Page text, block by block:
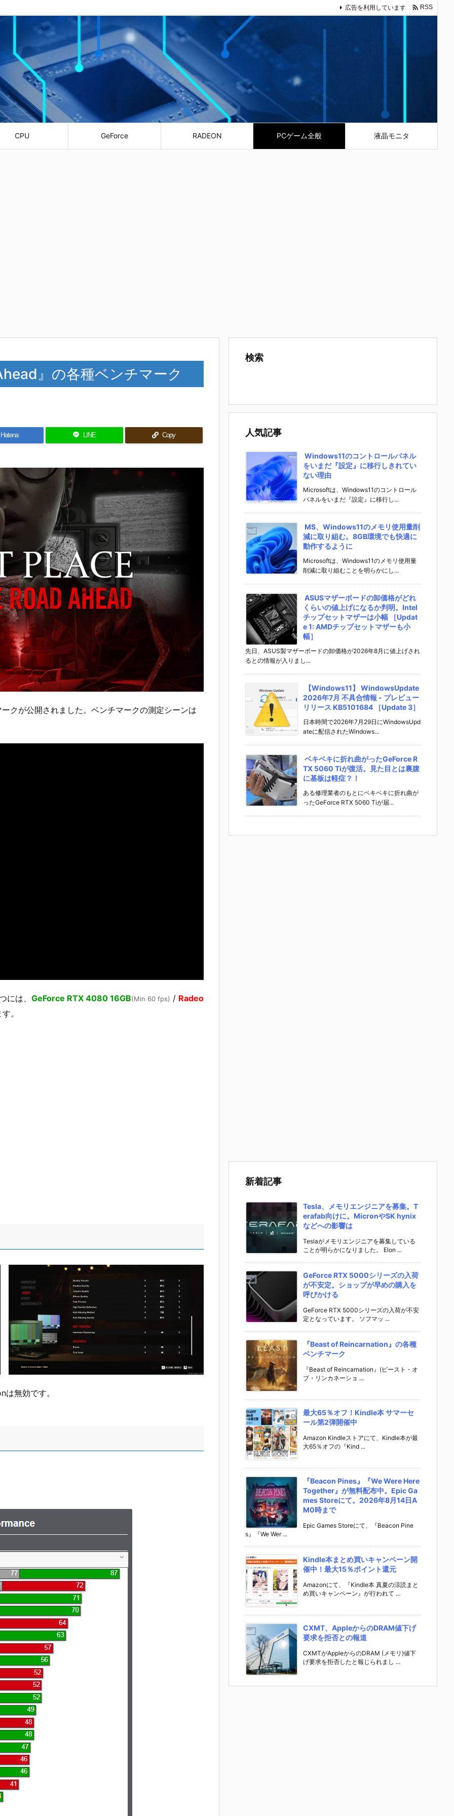
CPU GeForce RADEON PCゲーム全般 液晶モニタ
広告を利用しています  RSS
』の各種ベンチマーク
Hatena LINE Copy
クが公開されました。ベンチマークの測定シーンは
は、 GeForce RTX 4080 16GB(Min 60 fps) / Radeo
。
無効です。
検索
人気記事
Windows11のコントロールパネル
をいまだ『設定』に移行しきれてい
ない理由
Microsoftは、Windows11のコントロール
パネルをいまだ『設定』に移行し...
MS、Windows11のメモリ使用量削
減に取り組む。8GB環境でも快適に
動作するように
Microsoftは、Windows11のメモリ使用量
削減に取り組むことを明らかにし...
ASUSマザーボードの卸価格がどれ
くらいの値上げになるか判明。Intel
チップセットマザーは小幅 ［Updat
e 1: AMDチップセットマザーも小
幅］
先日、ASUS製マザーボードの卸価格が2026年8月に値上げされ
るとの情報が入りまし...
【Windows11】 WindowsUpdate
2026年7月 不具合情報 - プレビュー
リリース KB5101684 ［Update 3］
日本時間で2026年7月29日にWindowsUpd
ateに配信されたWindows...
ベキベキに折れ曲がったGeForce R
TX 5060 Tiが復活。見た目とは裏腹
に基板は軽症？！
ある修理業者のもとにベキベキに折れ曲が
ったGeForce RTX 5060 Tiが届...
新着記事
Tesla、メモリエンジニアを募集。T
erafab向けに。MicronやSK hynix
などへの影響は
Teslaがメモリエンジニアを募集している
ことが明らかになりました。 Elon ...
GeForce RTX 5000シリーズの入荷
が不安定。ショップが早めの購入を
呼びかける
GeForce RTX 5000シリーズの入荷が不安
定となっています。 ソフマッ ...
『Beast of Reincarnation』の各種
ベンチマーク
『Beast of Reincarnation』(ビースト・オ
ブ・リンカネーショ ...
最大65％オフ！Kindle本 サマーセ
ール第2弾開催中
Amazon Kindleストアにて、Kindle本が最
大65％オフの『Kind ...
『Beacon Pines』『We Were Here
Together』が無料配布中。Epic Ga
mes Storeにて。2026年8月14日A
M0時まで
Epic Games Storeにて、『Beacon Pine
s』『We Wer ...
Kindle本まとめ買いキャンペーン開
催中！最大15％ポイント還元
Amazonにて、『Kindle本 真夏の涼読まと
め買いキャンペーン』が行われて ...
CXMT、AppleからのDRAM値下げ
要求を拒否との報道
CXMTがAppleからのDRAM (メモリ)値下
げ要求を拒否したと報じられまし ...